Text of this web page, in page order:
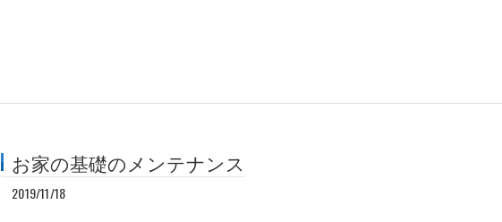
お家の基礎のメンテナンス
2019/11/18